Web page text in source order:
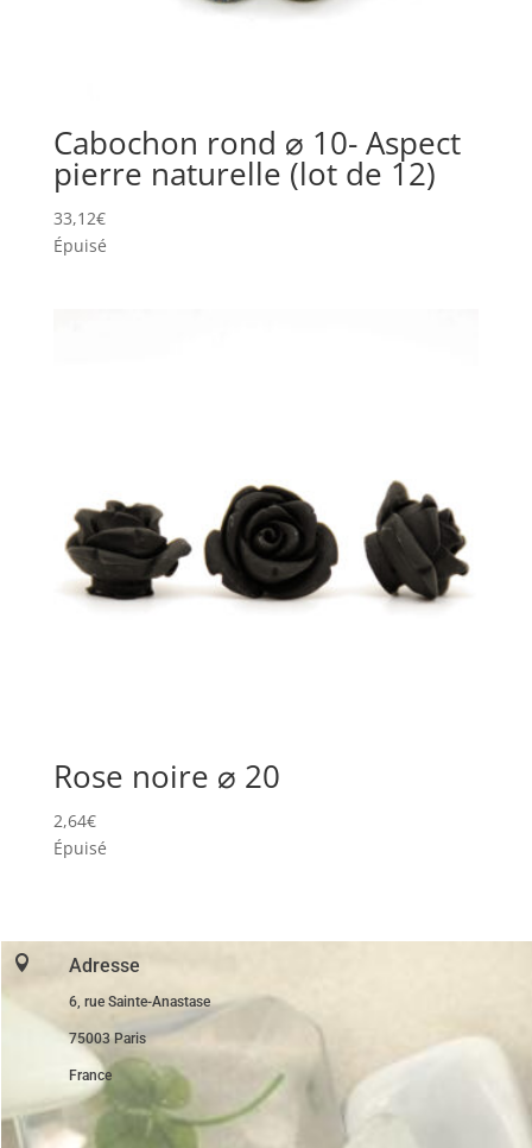
Cabochon rond ⌀ 10- Aspect
pierre naturelle (lot de 12)
33,12€
Épuisé
Rose noire ⌀ 20
2,64€
Épuisé
 Adresse
6, rue Sainte-Anastase
75003 Paris
France